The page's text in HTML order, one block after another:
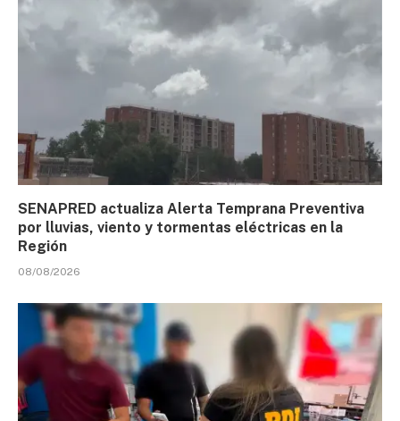
SENAPRED actualiza Alerta Temprana Preventiva
por lluvias, viento y tormentas eléctricas en la
Región
08/08/2026